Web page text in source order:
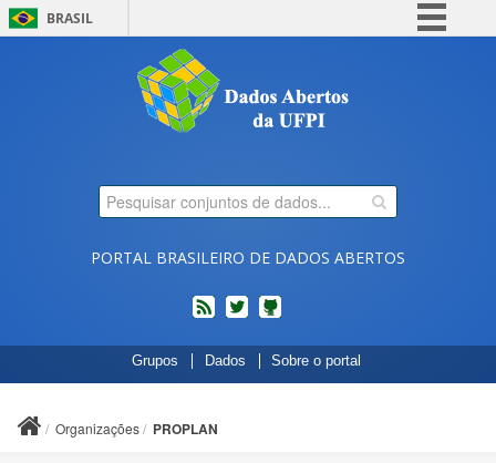
BRASIL
Comunica BR
Participe
Legislação
PORTAL BRASILEIRO DE DADOS ABERTOS
feed twitterCódigos
fonte
de
Grupos Dados Sobre o portal
Organizações PROPLAN